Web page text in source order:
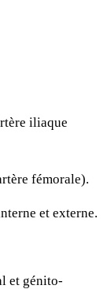
iliaque
fémorale).
et externe.
et génito-